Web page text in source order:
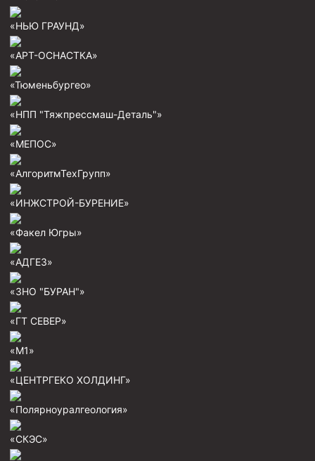
Удочки ловильные
Труболовки
Шламометаллоуловитель ШМУ
заводным зубом
Фрезеры стартово-оконные
Печати свинцовые
Калибраторы расширители
Райберы конусные
Фрезеры кольцевые
«НЬЮ ГРАУНД»
«АРТ-ОСНАСТКА»
«Тюменьбургео»
«НПП "Тяжпрессмаш-Деталь"»
«МЕПОС»
«АлгоритмТехГрупп»
«ИНЖСТРОЙ-БУРЕНИЕ»
«Факел Югры»
«АДГЕЗ»
«ЗНО "БУРАН"»
«ГТ СЕВЕР»
«М1»
«ЦЕНТРГЕКО ХОЛДИНГ»
«Полярноуралгеология»
«СКЭС»